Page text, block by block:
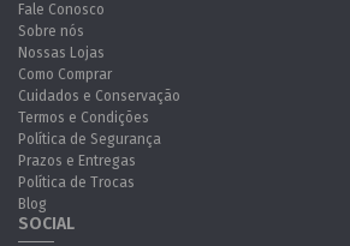
Fale Conosco
Sobre nós
Nossas Lojas
Como Comprar
Cuidados e Conservação
Termos e Condições
Política de Segurança
Prazos e Entregas
Política de Trocas
Blog
SOCIAL